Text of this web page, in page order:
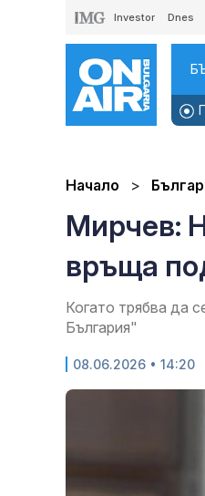
Investor Dnes
Начало
Мирчев:
връща
Когато трябва да
България"
08.06.2026 • 14:20